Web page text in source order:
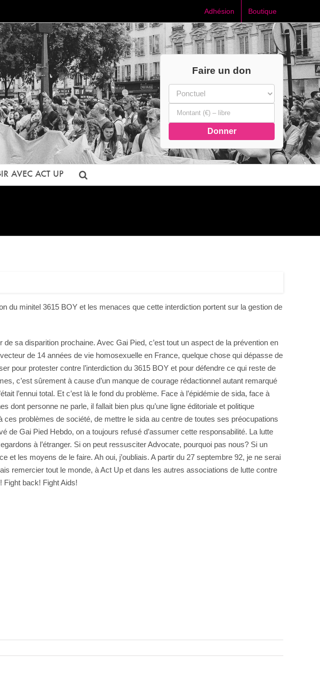
Adhésion Boutique
Faire un don
Donner
AVEC ACT UP
du minitel 3615 BOY et les menaces que cette interdiction portent sur la gestion de
sa disparition prochaine. Avec Gai Pied, c’est tout un aspect de la prévention en
de 14 années de vie homosexuelle en France, quelque chose qui dépasse de
pour protester contre l’interdiction du 3615 BOY et pour défendre ce qui reste de
c’est sûrement à cause d’un manque de courage rédactionnel autant remarqué
l’ennui total. Et c’est là le fond du problème. Face à l’épidémie de sida, face à
dont personne ne parle, il fallait bien plus qu’une ligne éditoriale et politique
problèmes de société, de mettre le sida au centre de toutes ses préocupations
de Gai Pied Hebdo, on a toujours refusé d’assumer cette responsabilité. La lutte
à l’étranger. Si on peut ressusciter Advocate, pourquoi pas nous? Si un
les moyens de le faire. Ah oui, j’oubliais. A partir du 27 septembre 92, je ne serai
remercier tout le monde, à Act Up et dans les autres associations de lutte contre
Fight back! Fight Aids!